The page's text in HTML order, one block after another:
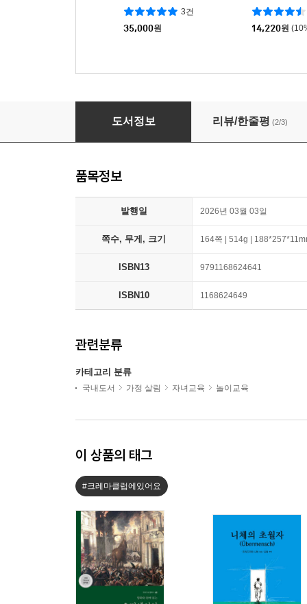
3건
35,000원 14,220원
발달이 걱정되는 아이를 위한 사회성기술놀이
도서정보 리뷰/한줄평 (2/3)
품목정보
발행일 2026년 03월 03일
쪽수, 무게, 크기 164쪽 | 514g |
ISBN13 9791168624641
ISBN10 1168624649
관련분류
카테고리 분류
국내도서 가정 살림 자녀교육 놀이교육
이 상품의 태그
#크레마클럽에있어요